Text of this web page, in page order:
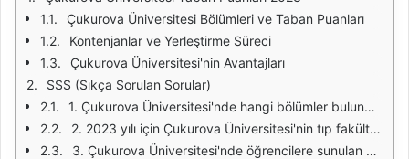
Çukurova Üniversitesi Bölümleri ve Taban Puanları
Kontenjanlar ve Yerleştirme Süreci
Çukurova Üniversitesi'nin Avantajları
SSS (Sıkça Sorulan Sorular)
1. Çukurova Üniversitesi'nde hangi bölümler bulunmaktadır?
2. 2023 yılı için Çukurova Üniversitesi'nin tıp fakültesinin taban puanı nedir?
3. Çukurova Üniversitesi'nde öğrencilere sunulan sosyal olanaklar nelerdir?